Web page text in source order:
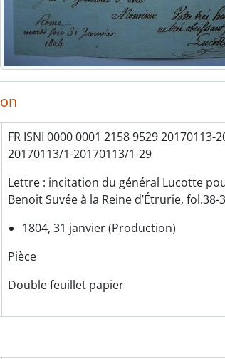
FR ISNI 0000 0001 2158 9529 20170113-
20170113/1-20170113/1-29
Lettre : incitation du général Lucotte
Benoit Suvée à la Reine d’Étrurie, fol.38-
1804, 31 janvier (Production)
Pièce
Double feuillet papier